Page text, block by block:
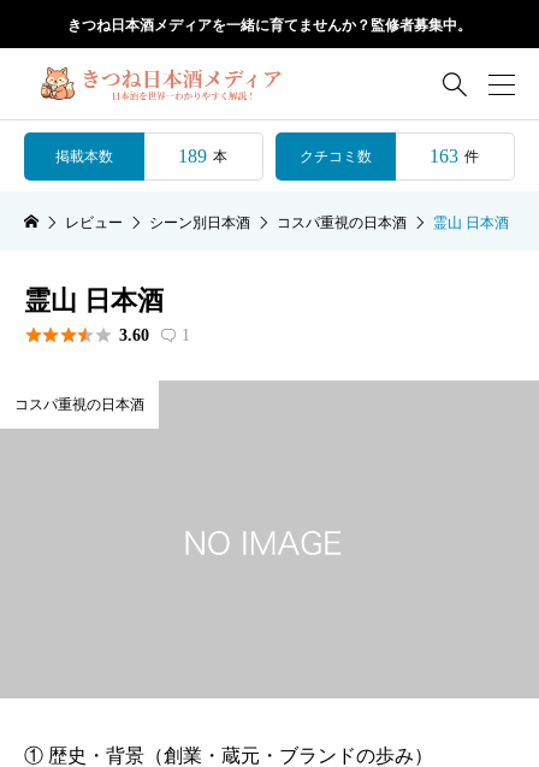
きつね日本酒メディアを一緒に育てませんか？監修者募集中。

掲載本数 189 本 クチコミ数 163 件
レビュー シーン別日本酒 コスパ重視の日本酒 霊山 日本酒
霊山 日本酒
 3.60  1
コスパ重視の日本酒
① 歴史・背景（創業・蔵元・ブランドの歩み）